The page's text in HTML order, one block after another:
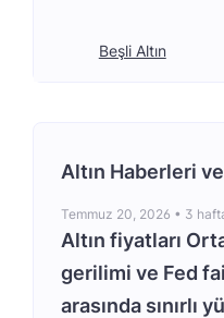
Beşli Altın
Altın Haberleri
Temmuz 20, 2026 • 3
Altın fiyatları
gerilimi ve Fed
arasında sınırlı